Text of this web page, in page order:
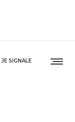
JE SIGNALE